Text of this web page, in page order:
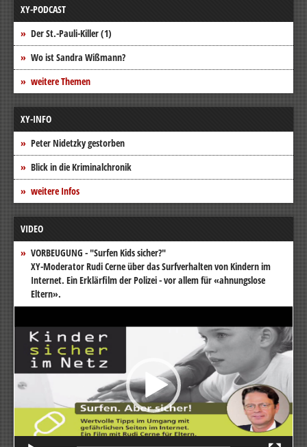
XY-PODCAST
Der St.-Pauli-Killer (1)
Wo ist Sandra Wißmann?
weitere Themen
XY-INFO
Peter Nidetzky gestorben
Blick in die Kriminalchronik
weitere Infos
VIDEO
VORBEUGUNG - "Surfen Kids sicher?"
XY-Moderator Rudi Cerne über das Surfverhalten von Kindern im
Internet. Ein Erklärfilm der Polizei - vor allem für «ahnungslose
Eltern».
Video-